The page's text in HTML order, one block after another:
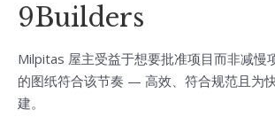
9Builders
Milpitas 屋主受益于想要批准项目而非减慢
的图纸符合该节奏 — 高效、符合规范且为
建。